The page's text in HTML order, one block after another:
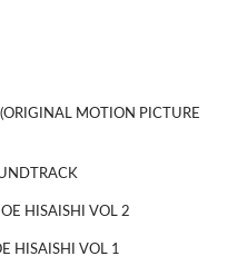
MOTION PICTURE
HISAISHI VOL 2
HISAISHI VOL 1